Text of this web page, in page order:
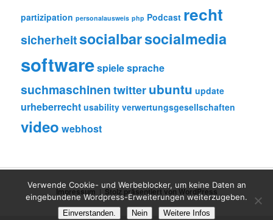
partizipation personalausweis php Podcast recht
sicherheitsocialbarsocialmedia
softwarespielesprache
suchmaschinentwitterubuntu update
urheberrecht usability verwertungsgesellschaften
video webhost
Impressum Stolz präsentiert von WordPress
Verwende Cookie- und Werbeblocker, um keine Daten an
eingebundene Wordpress-Erweiterungen weiterzugeben.
Einverstanden. Nein Weitere Infos